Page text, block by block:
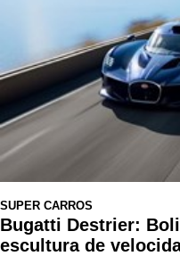
SUPER CARROS
Bugatti Destrier:
escultura de